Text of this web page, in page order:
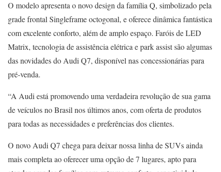
O modelo apresenta o novo design da família Q, simbolizado pela
grade frontal Singleframe octogonal, e oferece dinâmica fantástica
com excelente conforto, além de amplo espaço. Faróis de LED
Matrix, tecnologia de assistência elétrica e park assist são algumas
das novidades do Audi Q7, disponível nas concessionárias para
pré-venda.
“A Audi está promovendo uma verdadeira revolução de sua gama
de veículos no Brasil nos últimos anos, com oferta de produtos
para todas as necessidades e preferências dos clientes.
O novo Audi Q7 chega para deixar nossa linha de SUVs ainda
mais completa ao oferecer uma opção de 7 lugares, apto para